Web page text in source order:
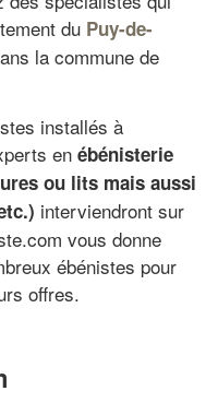
du Puy-de-
la commune de
installés à
en ébénisterie
ou lits mais aussi
interviendront sur
vous donne
ébénistes pour
offres.